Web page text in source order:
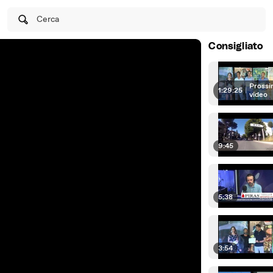
Cerca
Consigliato
1:29:25 | video
9:45
5:38
3:54